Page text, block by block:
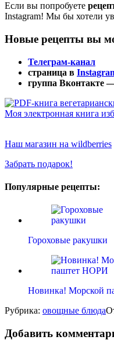
Если вы попробуете
Instagram! Мы бы хотели
Новые рецепты вы
Телеграм-канал
страница в
группа Вконтакте
Моя электронная книга
Наш магазин на wildberries
Забрать подарок!
Популярные рецепты:
Гороховые ракушки
Новинка! Морской
Рубрика: овощные блюда
Добавить